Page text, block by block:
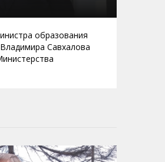
образования
Савхалова